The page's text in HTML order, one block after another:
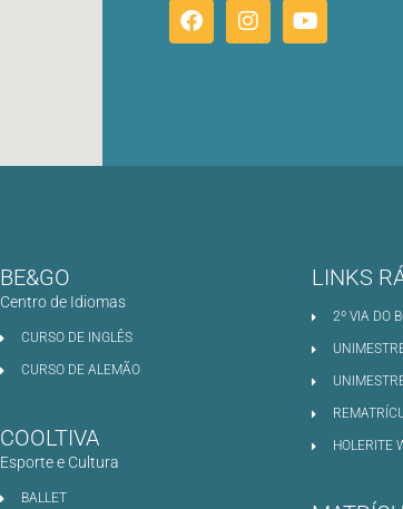
BE&GO
Centro de Idiomas
CURSO DE INGLÊS
CURSO DE ALEMÃO
COOLTIVA
Esporte e Cultura
BALLET
LINKS
2º VIA DO
HOLERITE